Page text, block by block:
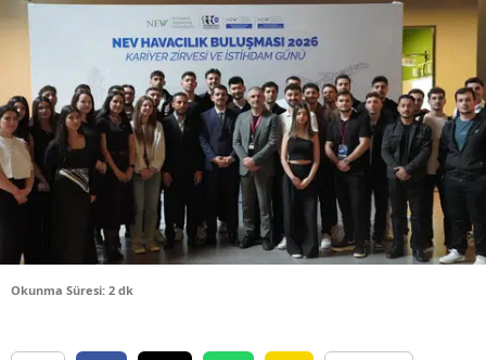
Bursa
Çanakkale
Çankırı
Çorum
Denizli
Diyarbakır
Okunma Süresi: 2 dk